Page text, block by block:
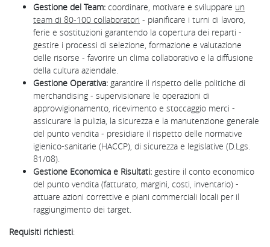
Gestione del Team: coordinare, motivare e sviluppare un
team di 80-100 collaboratori - pianificare i turni di lavoro,
ferie e sostituzioni garantendo la copertura dei reparti -
gestire i processi di selezione, formazione e valutazione
delle risorse - favorire un clima collaborativo e la diffusione
della cultura aziendale.
Gestione Operativa: garantire il rispetto delle politiche di
merchandising - supervisionare le operazioni di
approvvigionamento, ricevimento e stoccaggio merci -
assicurare la pulizia, la sicurezza e la manutenzione generale
del punto vendita - presidiare il rispetto delle normative
igienico-sanitarie (HACCP), di sicurezza e legislative (D.Lgs.
81/08).
Gestione Economica e Risultati: gestire il conto economico
del punto vendita (fatturato, margini, costi, inventario) -
attuare azioni correttive e piani commerciali locali per il
raggiungimento dei target.
Requisiti richiesti: